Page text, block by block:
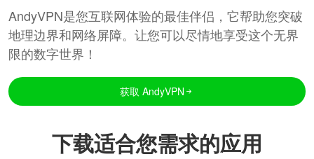
AndyVPN是您互联网体验的最佳伴侣，它帮助您突破
地理边界和网络屏障。让您可以尽情地享受这个无界
限的数字世界！
获取 AndyVPN
下载适合您需求的应用